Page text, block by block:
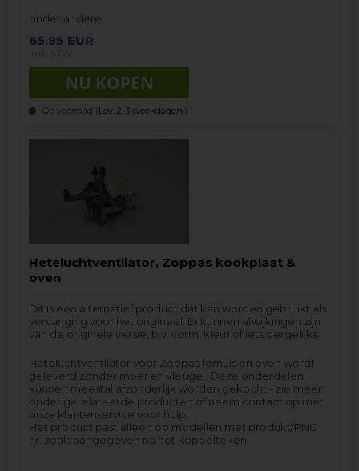
onder andere…
65,95 EUR
Op voorraad (Lev. 2-3 weekdagen. ).
Heteluchtventilator, Zoppas kookplaat &
oven
Dit is een alternatief product dat kan worden gebruikt als
vervanging voor het origineel. Er kunnen afwijkingen zijn
van de originele versie, b.v. vorm, kleur of iets dergelijks.
Heteluchtventilator voor Zoppas fornuis en oven wordt
geleverd zonder moer en vleugel. Deze onderdelen
kunnen meestal afzonderlijk worden gekocht - zie meer
onder gerelateerde producten of neem contact op met
onze klantenservice voor hulp.
Het product past alleen op modellen met produkt/PNC
nr. zoals aangegeven na het koppelteken.